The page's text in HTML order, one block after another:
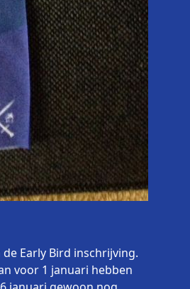
Early Bird inschrijving.
voor 1 januari hebben